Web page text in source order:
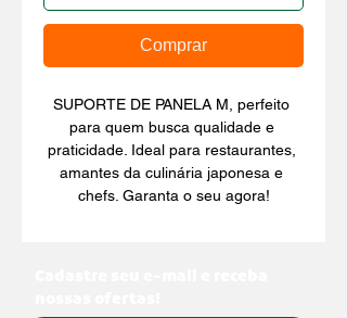
Comprar
SUPORTE DE PANELA M, perfeito
para quem busca qualidade e
praticidade. Ideal para restaurantes,
amantes da culinária japonesa e
chefs. Garanta o seu agora!